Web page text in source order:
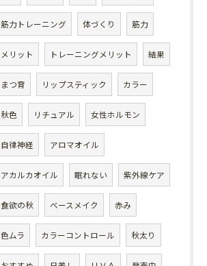
筋力トレーニング 体づくり 筋力
メリット トレーニングメリット 結果
まつ育 リップスティック カラー
秋色 リチュアル 女性ホルモン
自律神経 アロマオイル
アカルカオイル 眠れない 紫外線ケア
食欲の秋 ベースメイク 赤み
色ムラ カラーコントロール 秋太り